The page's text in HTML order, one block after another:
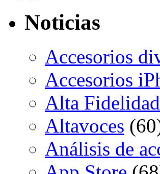
Noticias
Accesorios
Accesorios
Alta Fidelidad
Altavoces
Análisis de